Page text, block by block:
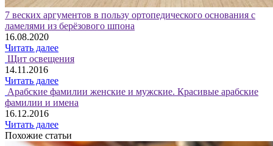
7 веских аргументов в пользу ортопедического основания с
ламелями из берёзового шпона
16.08.2020
Читать далее
Щит освещения
14.11.2016
Читать далее
Арабские фамилии женские и мужские. Красивые арабские
фамилии и имена
16.12.2016
Читать далее
Похожие статьи